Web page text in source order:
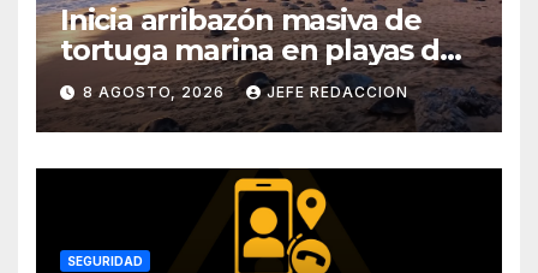
Inicia arribazón masiva de
tortuga marina en playas de
Michoacán
8 AGOSTO, 2026 JEFE REDACCION
SEGURIDAD